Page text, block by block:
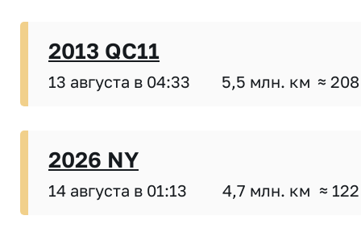
2013 QC11
13 августа в 04:33 5,5 млн. км ≈
2026 NY
14 августа в 01:13 4,7 млн. км ≈